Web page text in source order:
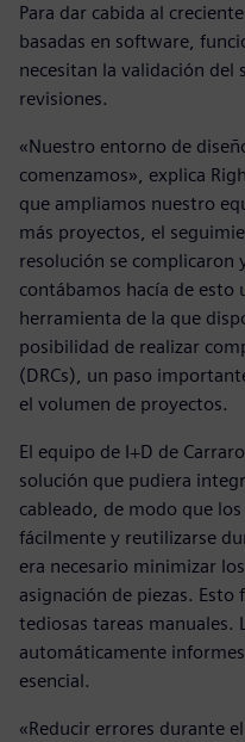
Para dar cabida al
basadas en software,
necesitan la validación del
revisiones.
«Nuestro entorno de
comenzamos», explica
que ampliamos nuestro
más proyectos, el
resolución se complicaron
contábamos hacía de esto
herramienta de la que
posibilidad de realizar
(DRCs), un paso
el volumen de proyectos.
El equipo de I+D de
solución que pudiera
cableado, de modo que
fácilmente y reutilizarse
era necesario minimizar
asignación de piezas.
tediosas tareas manuales.
automáticamente
esencial.
«Reducir errores durante